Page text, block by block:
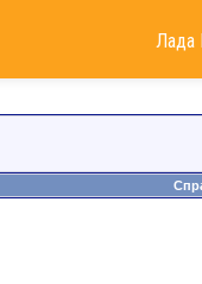
Лада